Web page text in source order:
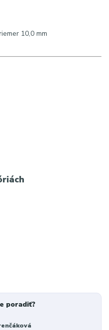
10,0 mm
poradiť?